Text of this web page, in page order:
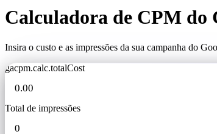
Calculadora de CPM do
Insira o custo e as impressões da sua campanha do
gacpm.calc.totalCost
Total de impressões